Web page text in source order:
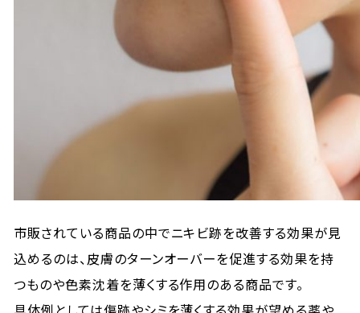
市販されている商品の中でニキビ跡を改善する効果が見
込めるのは、皮膚のターンオーバーを促進する効果を持
つものや色素沈着を薄くする作用のある商品です。